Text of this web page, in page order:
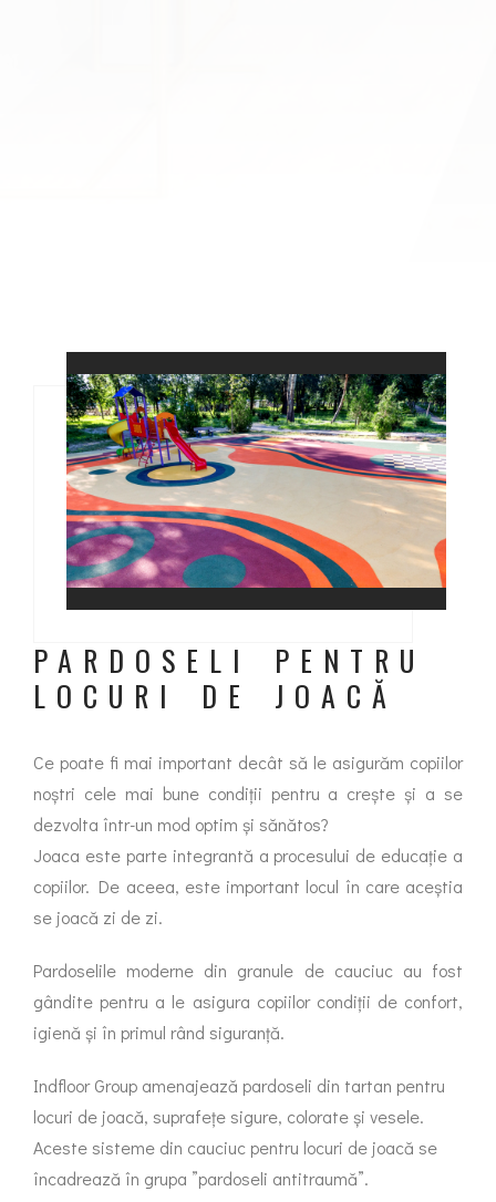
PARDOSELI PENTRU
LOCURI DE JOACĂ
Ce poate fi mai important decât să le asigurăm copiilor
noștri cele mai bune condiții pentru a crește și a se
dezvolta într-un mod optim și sănătos?
Joaca este parte integrantă a procesului de educație a
copiilor. De aceea, este important locul în care aceștia
se joacă zi de zi.
Pardoselile moderne din granule de cauciuc au fost
gândite pentru a le asigura copiilor condiții de confort,
igienă și în primul rând siguranță.
Indfloor Group amenajează pardoseli din tartan pentru
locuri de joacă, suprafețe sigure, colorate și vesele.
Aceste sisteme din cauciuc pentru locuri de joacă se
încadrează în grupa ”pardoseli antitraumă”.